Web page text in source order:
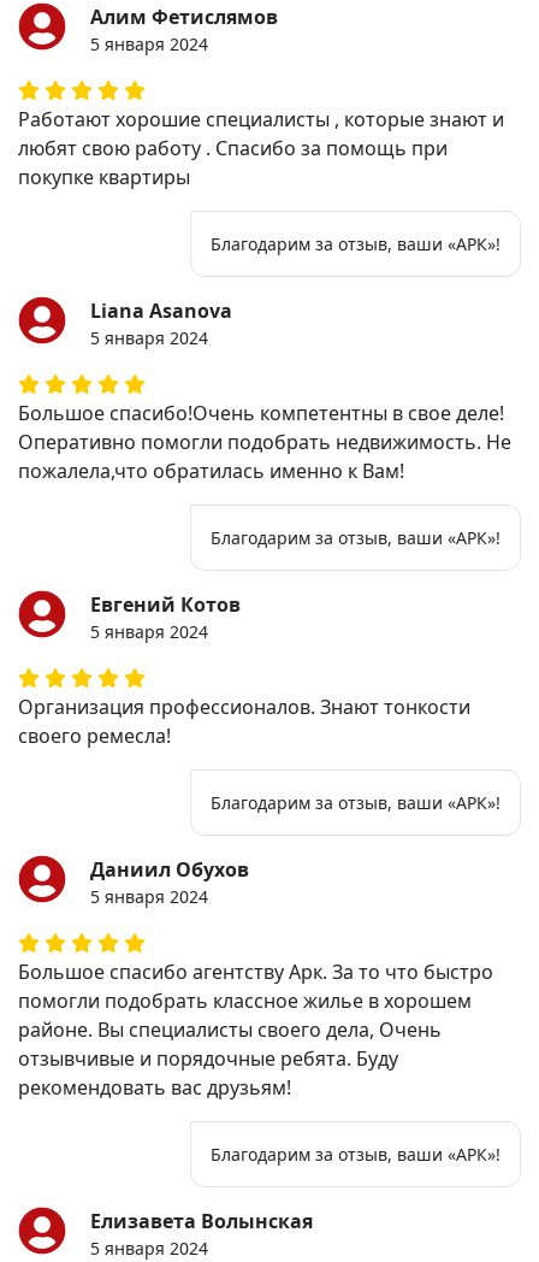
Алим Фетислямов
5 января 2024
Работают хорошие специалисты , которые знают и
любят свою работу . Спасибо за помощь при
покупке квартиры
Благодарим за отзыв, ваши «АРК»!
Liana Asanova
5 января 2024
Большое спасибо!Очень компетентны в свое деле!
Оперативно помогли подобрать недвижимость. Не
пожалела,что обратилась именно к Вам!
Благодарим за отзыв, ваши «АРК»!
Евгений Котов
5 января 2024
Организация профессионалов. Знают тонкости
своего ремесла!
Благодарим за отзыв, ваши «АРК»!
Даниил Обухов
5 января 2024
Большое спасибо агентству Арк. За то что быстро
помогли подобрать классное жилье в хорошем
районе. Вы специалисты своего дела, Очень
отзывчивые и порядочные ребята. Буду
рекомендовать вас друзьям!
Благодарим за отзыв, ваши «АРК»!
Елизавета Волынская
5 января 2024